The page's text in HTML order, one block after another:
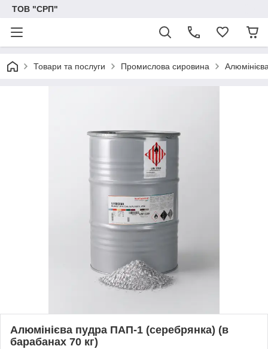
ТОВ "СРП"
Товари та послуги Промислова сировина
Алюмінієва пудра ПАП-1 (серебрянка) (в
барабанах 70 кг)